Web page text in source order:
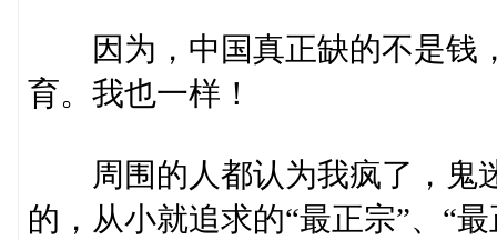
因为，中国真正缺的不是钱
育。我也一样！
周围的人都认为我疯了，鬼
的，从小就追求的“最正宗”、“